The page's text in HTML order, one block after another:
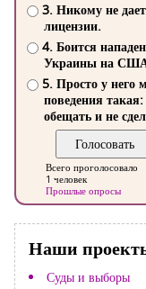
3. Никому не
лицензии.
4. Боится
Украины на
5. Просто у него
поведения такая:
обещать и не
Всего проголосовало
1 человек
Прошлые опросы
Наши
Суды и выборы